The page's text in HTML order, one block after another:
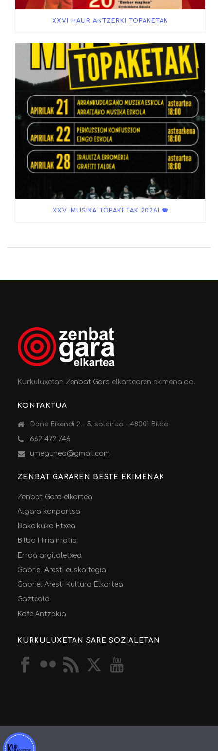
XXVI HAUR ANTZERKI TOPAKETAK
XXV. MUSIKA TOPAKETAK 2026! 🪗
Kurkuluxetan Zenbat Gara elkartearen ekimena da.
KONTAKTUA
Done Bikendi 2 - 5. solairua - 48001 Bilbo
662 472 746
umegunea@gmail.com
ZENBAT GARAREN BESTE EKIMENAK
Zenbat Gara elkartea
Algara konpartsa
Bakaikuko Etxea
Bilbo Hiria irratia
Erroa argitaletxea
Gabriel Aresti euskaltegia
Gabriel Aresti Kultura Elkartea
Gazteola
Kafe Antzokia
KURKULUXETAN SARE SOZIALETAN